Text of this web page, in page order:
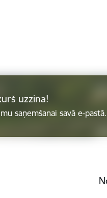
uzzina!
saņemšanai savā e-pastā.